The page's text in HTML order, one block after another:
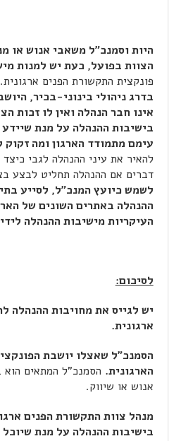
היות וסמנכ"ל משאבי אנוש או
הצוות בפועל, כעת יש למנות
פונקצית התקשורת הפנים
בדרג ניהולי בינוני-בכיר,
אינו חבר הנהלה ואין לו זכות
בישיבות ההנהלה על מנת
עימם מתמודד הארגון ומה
להאיר את עיני ההנהלה לגבי
דברים אם ההנהלה תחליט לבצע
לשמש כיועץ המנכ"ל, לסייע
ההנהלה באתרים השונים של
העיקריות מישיבות ההנהלה
לסיכום:
יש לגייס את מחויבות ההנהלה
ארגונית.
הסמנכ"ל שאצלו יושבת
הארגונית. הסמנכ"ל המתאים
אנוש או שיווק.
מנהל צוות התקשורת הפנים
בישיבות ההנהלה על מנת